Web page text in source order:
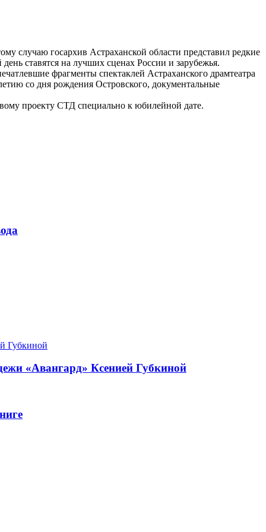
случаю госархив Астраханской области представил редкие
ставятся на лучших сценах России и зарубежья.
фрагменты спектаклей Астраханского драмтеатра
со дня рождения Островского, документальные
проекту СТД специально к юбилейной дате.
«Авангард» Ксенией Губкиной